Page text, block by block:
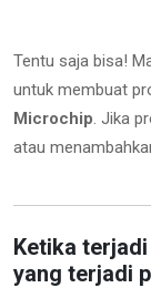
Tentu saja bisa!
untuk membuat
Microchip. Jika
atau
Ketika
yang terjadi